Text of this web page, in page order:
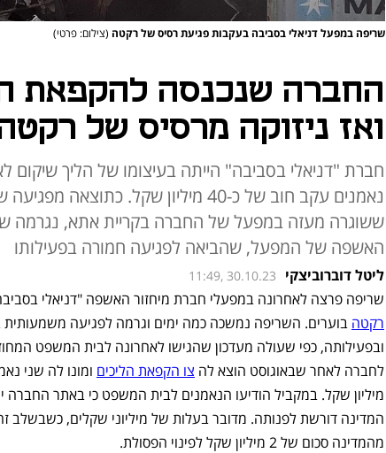
שריפה במפעל דניאלי בסביבה בעקבות פגיעת רסיס של רקטה (צילום: פרטי)
החברה שנכנסה להקפאת
ואז ניזוקה מרסיס של
חברת "דניאלי בסביבה" הייתה בעיצומו של הליך שיקום
נאמנים עקב חוב של כ-40 מיליון שקל.
ששוגרה מעזה במפעל של החברה בקריית אתא, נגרמה
האשפה של המפעל, שהביאה לפגיעה חמורה בפעילותו
ליטל דוברוביצקי 11:49, 30.10.23
שריפה פרצה לאחרונה במפעלי חברת מיחזור האשפה "דניאלי
רקטה
לחברה לאחר שבאוגוסט הוצא לה צו הקפאת הליכים
מהמדינה סכום של 2 מיליון שקל לפינוי הפסולת.